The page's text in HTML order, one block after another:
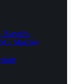
Staszów
Staszów